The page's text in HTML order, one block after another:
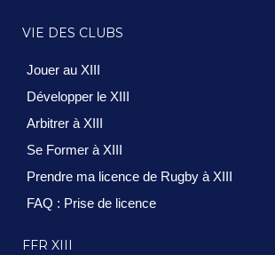
VIE DES CLUBS
Jouer au XIII
Développer le XIII
Arbitrer à XIII
Se Former à XIII
Prendre ma licence de Rugby à XIII
FAQ : Prise de licence
FFR XIII